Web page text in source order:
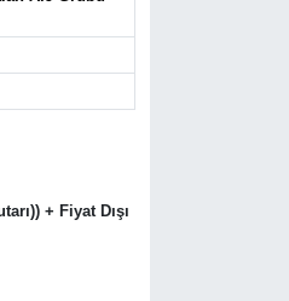
+ Fiyat Dışı